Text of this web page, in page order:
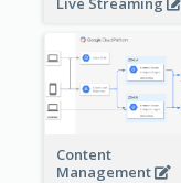
Content
Management